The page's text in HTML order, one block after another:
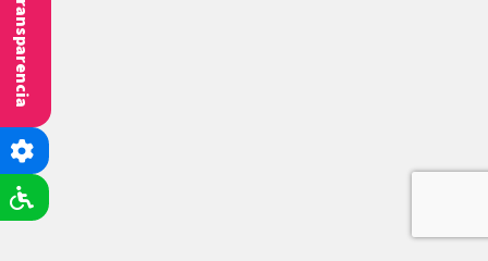
Transparencia